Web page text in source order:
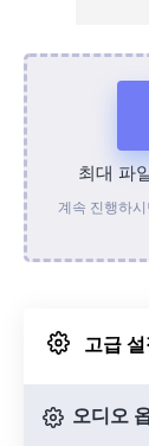
최대 파
계속 진행하시
고급
오디오